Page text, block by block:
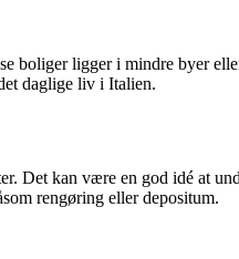
ligger i mindre byer
daglige liv i Italien.
Det kan være en god idé at
rengøring eller depositum.